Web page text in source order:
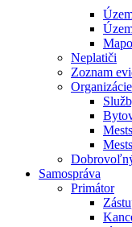
Neplatiči
Zoznam
Samospráva
Primátor